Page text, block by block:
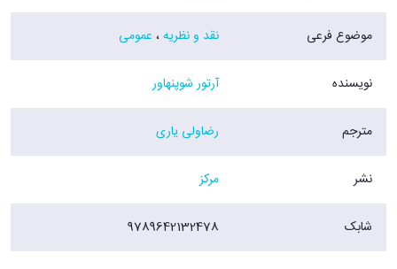
موضوع فرعی نقد و نظریه، عمومی
نویسنده آرتور شوپنهاور
مترجم رضاولی یاری
نشر مرکز
شابک 9789642132478